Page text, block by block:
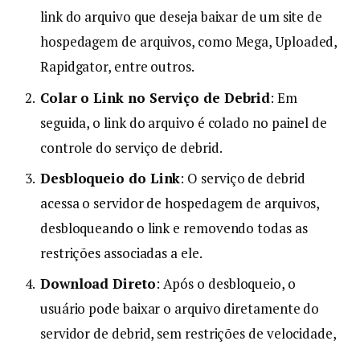
link do arquivo que deseja baixar de um site de
hospedagem de arquivos, como Mega, Uploaded,
Rapidgator, entre outros.
Colar o Link no Serviço de Debrid: Em
seguida, o link do arquivo é colado no painel de
controle do serviço de debrid.
Desbloqueio do Link: O serviço de debrid
acessa o servidor de hospedagem de arquivos,
desbloqueando o link e removendo todas as
restrições associadas a ele.
Download Direto: Após o desbloqueio, o
usuário pode baixar o arquivo diretamente do
servidor de debrid, sem restrições de velocidade,